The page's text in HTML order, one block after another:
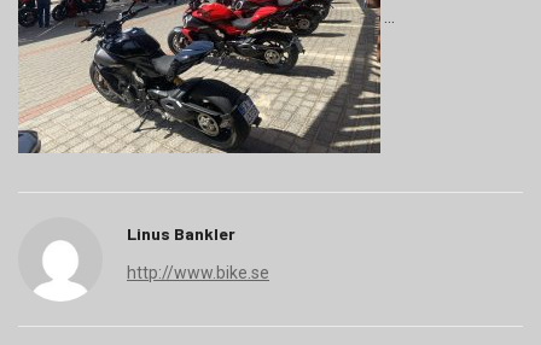
Linus Bankler
http://www.bike.se